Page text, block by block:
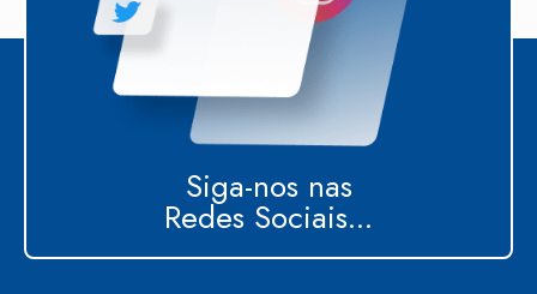
Siga-nos nas
Redes Sociais...